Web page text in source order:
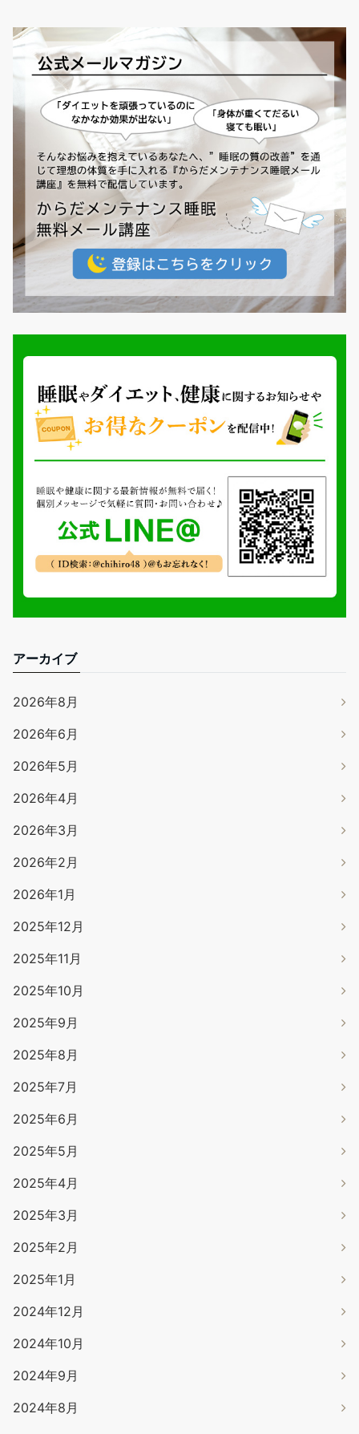
アーカイブ
2026年8月
2026年6月
2026年5月
2026年4月
2026年3月
2026年2月
2026年1月
2025年12月
2025年11月
2025年10月
2025年9月
2025年8月
2025年7月
2025年6月
2025年5月
2025年4月
2025年3月
2025年2月
2025年1月
2024年12月
2024年10月
2024年9月
2024年8月